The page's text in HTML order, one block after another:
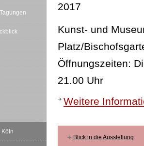
Köln
2017
Kunst- und
Platz/
Öffnungszeiten:
21.00 Uhr
Weitere
Blick in die Ausstellung